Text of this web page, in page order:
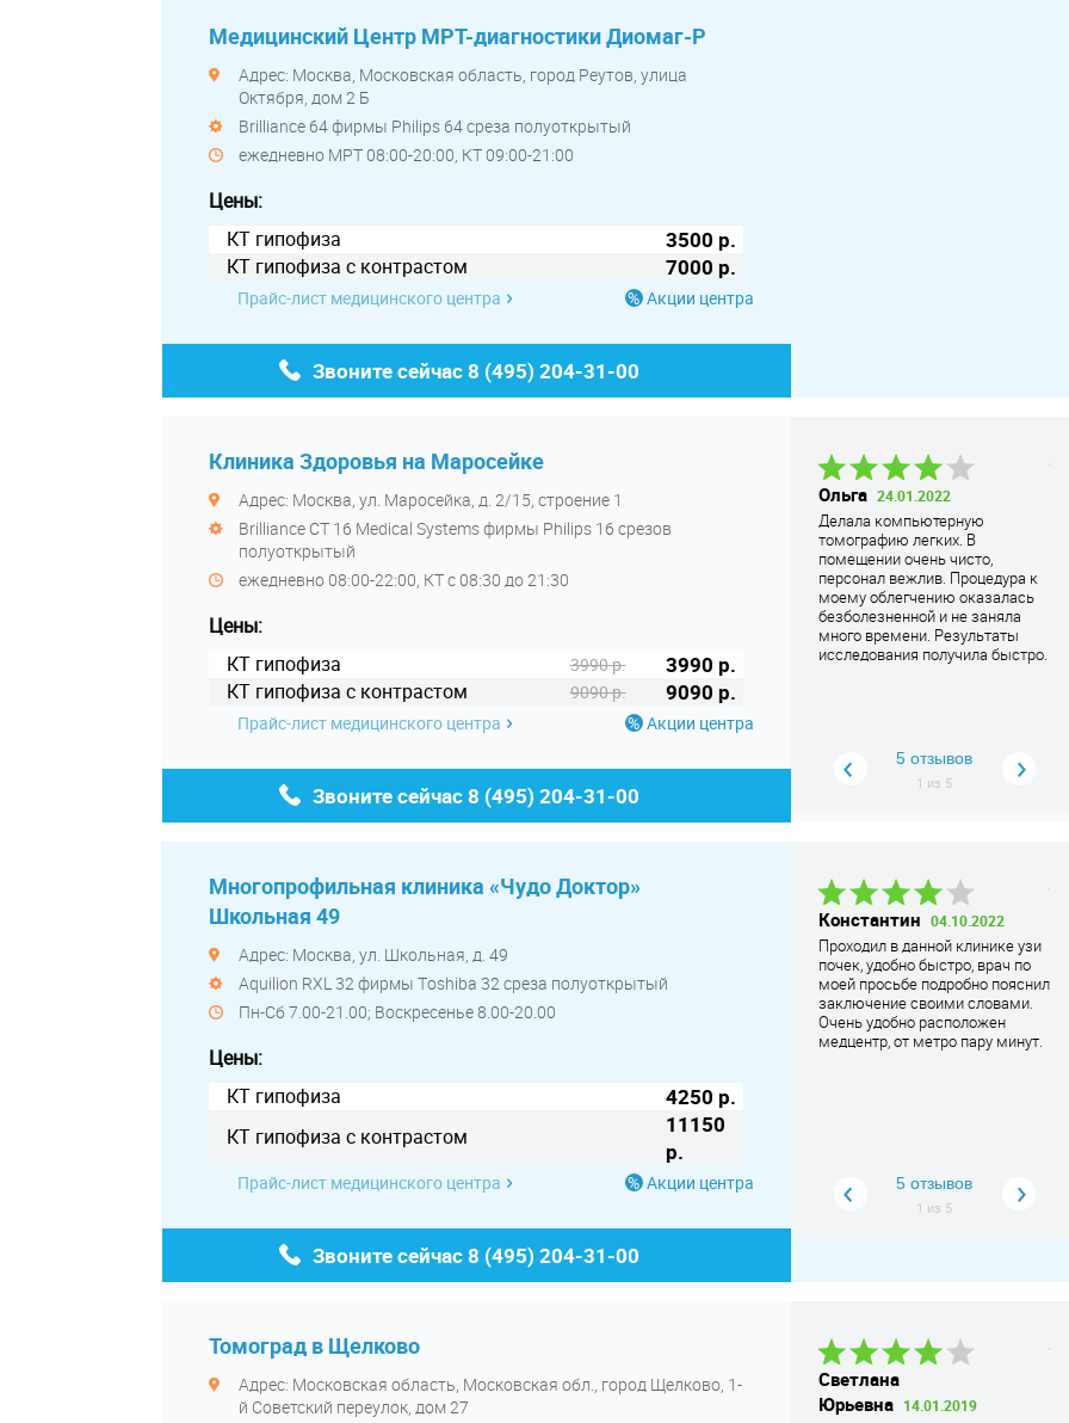
Медицинский Центр МРТ-диагностики Диомаг-Р
Адрес: Москва, Московская область, город Реутов, улица
Октября, дом 2 Б
Brilliance 64 фирмы Philips 64 среза полуоткрытый
ежедневно МРТ 08:00-20:00, КТ 09:00-21:00
Цены:
КТ гипофиза
3500 р.
КТ гипофиза с контрастом 7000 р.
Прайс-лист медицинского центра Акции центра
Звоните сейчас8 (495) 204-31-00
Клиника Здоровья на Маросейке
Адрес: Москва, ул. Маросейка, д. 2/15, строение 1
Brilliance CT 16 Medical Systems фирмы Philips 16 срезов
полуоткрытый
ежедневно 08:00-22:00, КТ с 08:30 до 21:30
Цены:
КТ гипофиза
3990 р. 3990 р.
КТ гипофиза с контрастом 9090 р. 9090 р.
Прайс-лист медицинского центра Акции центра
Звоните сейчас8 (495) 204-31-00
Геннадьевна
Все хорошо, быстро. Только
Ольга 24.01.2022
Делала компьютерную
томографию легких. В
помещении очень чисто,
персонал вежлив. Процедура к
моему облегчению оказалась
безболезненной и не заняла
много времени. Результаты
исследования получила быстро.
5 отзывов
1 из 5
Многопрофильная клиника «Чудо Доктор»
Школьная 49
Адрес: Москва, ул. Школьная, д. 49
Aquilion RXL 32 фирмы Тoshiba 32 среза полуоткрытый
Пн-Сб 7.00-21.00; Воскресенье 8.00-20.00
Цены:
КТ гипофиза
4250 р.
КТ гипофиза с контрастом
11150
р.
Прайс-лист медицинского центра Акции центра
Звоните сейчас8 (495) 204-31-00
моей маме проткнул кишечник
при колоноскопии!
Константин 04.10.2022
Проходил в данной клинике узи
почек, удобно быстро, врач по
моей просьбе подробно пояснил
заключение своими словами.
Очень удобно расположен
медцентр, от метро пару минут.
5 отзывов
1 из 5
Томоград в Щелково
Адрес: Московская область, Московская обл., город Щелково, 1-
й Советский переулок, дом 27
Впервые была в «Томограде».
Светлана
Юрьевна 14.01.2019